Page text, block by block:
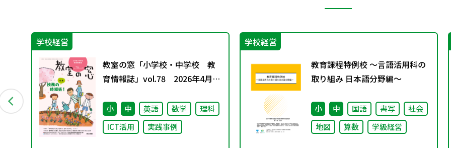
学校経営
教室の窓「小学校・中学校 教
育情報誌」vol.78 2026年4月発
行
小 中 英語 数学
理科
ICT活用
実践事例
学校経営
教育課程特例校 ～言語活用科の
取り組み 日本語分野編～
小 中 国語 書写
社会
地図
算数 学級経営